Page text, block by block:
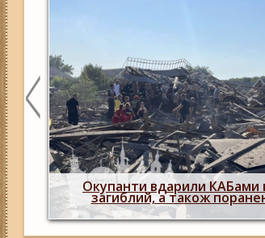
Росіяни двічі атакували
людина загинула,
пошкоджено 29